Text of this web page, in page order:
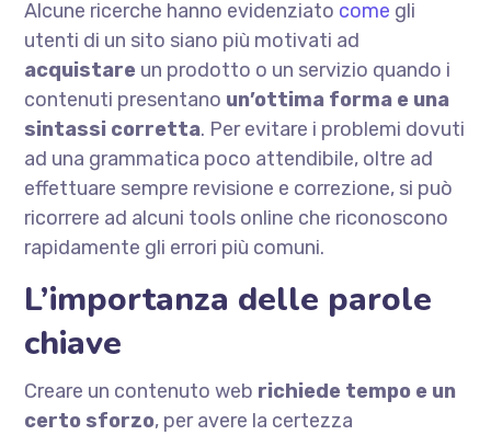
Alcune ricerche hanno evidenziato come gli
utenti di un sito siano più motivati ad
acquistare un prodotto o un servizio quando i
contenuti presentano un’ottima forma e una
sintassi corretta. Per evitare i problemi dovuti
ad una grammatica poco attendibile, oltre ad
effettuare sempre revisione e correzione, si può
ricorrere ad alcuni tools online che riconoscono
rapidamente gli errori più comuni.
L’importanza delle parole
chiave
Creare un contenuto web richiede tempo e un
certo sforzo, per avere la certezza